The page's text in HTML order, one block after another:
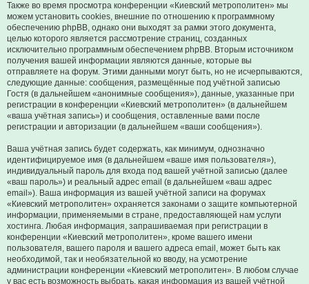
Также во время просмотра конференции «Киевский метрополитен» мы
можем установить cookies, внешние по отношению к программному
обеспечению phpBB, однако они выходят за рамки этого документа,
целью которого является рассмотрение страниц, созданных
исключительно программным обеспечением phpBB. Вторым источником
получения вашей информации являются данные, которые вы
отправляете на форум. Этими данными могут быть, но не исчерпываются,
следующие данные: сообщения, размещённые под учётной записью
Гостя (в дальнейшем «анонимные сообщения»), данные, указанные при
регистрации в конференции «Киевский метрополитен» (в дальнейшем
«ваша учётная запись») и сообщения, оставленные вами после
регистрации и авторизации (в дальнейшем «ваши сообщения»).
Ваша учётная запись будет содержать, как минимум, однозначно
идентифицируемое имя (в дальнейшем «ваше имя пользователя»),
индивидуальный пароль для входа под вашей учётной записью (далее
«ваш пароль») и реальный адрес email (в дальнейшем «ваш адрес
email»). Ваша информация из вашей учётной записи на форумах
«Киевский метрополитен» охраняется законами о защите компьютерной
информации, применяемыми в стране, предоставляющей нам услуги
хостинга. Любая информация, запрашиваемая при регистрации в
конференции «Киевский метрополитен», кроме вашего имени
пользователя, вашего пароля и вашего адреса email, может быть как
необходимой, так и необязательной ко вводу, на усмотрение
администрации конференции «Киевский метрополитен». В любом случае
у вас есть возможность выбрать, какая информация из вашей учётной